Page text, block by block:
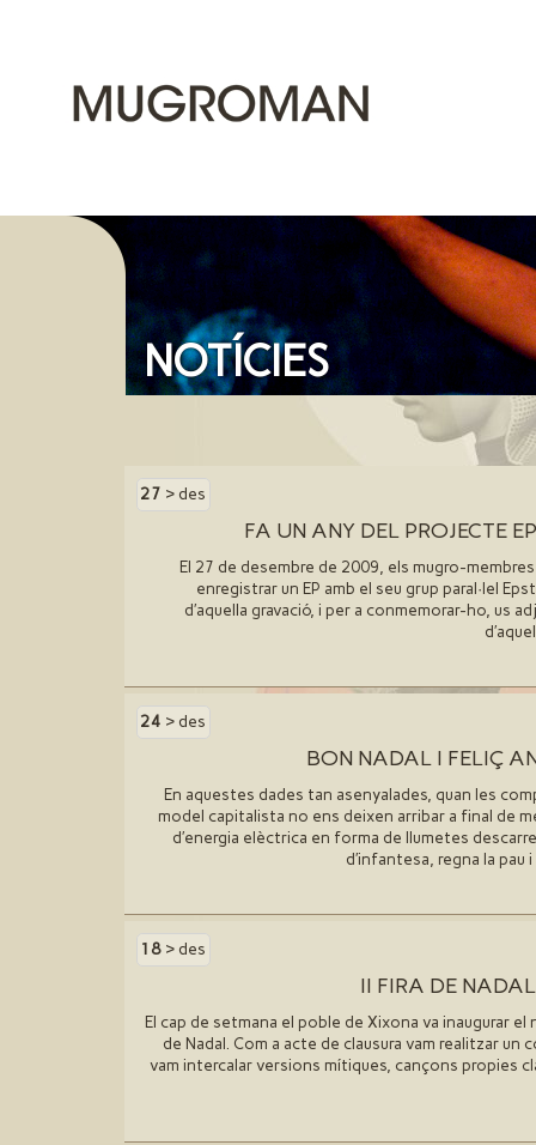
NOTÍCIES
27 > des
FA UN ANY DEL PROJECTE
El 27 de desembre de 2009, els mugro-membres
enregistrar un EP amb el seu grup paral·lel
d′aquella gravació, i per a conmemorar-ho, us
24 > des
BON NADAL I FELIÇ
En aquestes dades tan asenyalades, quan les
model capitalista no ens deixen arribar a final de
d′energia elèctrica en forma de llumetes
d′infantesa, regna la pau
18 > des
II FIRA DE
El cap de setmana el poble de Xixona va inaugurar el
de Nadal. Com a acte de clausura vam realitzar un
vam intercalar versions mítiques, cançons propies